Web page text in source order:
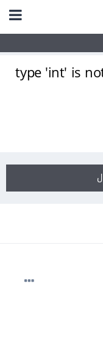
type 'int' is